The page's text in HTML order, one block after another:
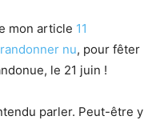
mon article 11
nu, pour fêter
le 21 juin !
parler. Peut-être y